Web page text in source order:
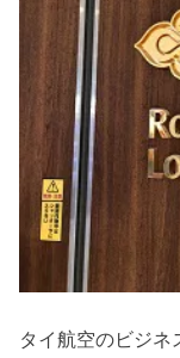
タイ航空のビジネ